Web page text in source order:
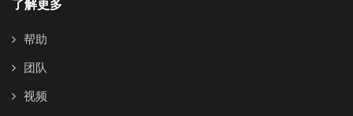
了解更多
帮助
团队
视频